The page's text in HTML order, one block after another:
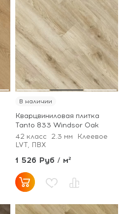
В наличии
Кварцвиниловая плитка
Tanto 833 Windsor Oak
42 класс
2.3 мм
Клеевое
LVT, ПВХ
1 526 Руб / м²